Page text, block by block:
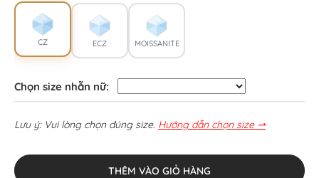
CZ ECZ MOISSANITE
Chọn size nhẫn nữ:
Lưu ý: Vui lòng chọn đúng size. Hướng dẫn chọn size ⇀
THÊM VÀO GIỎ HÀNG